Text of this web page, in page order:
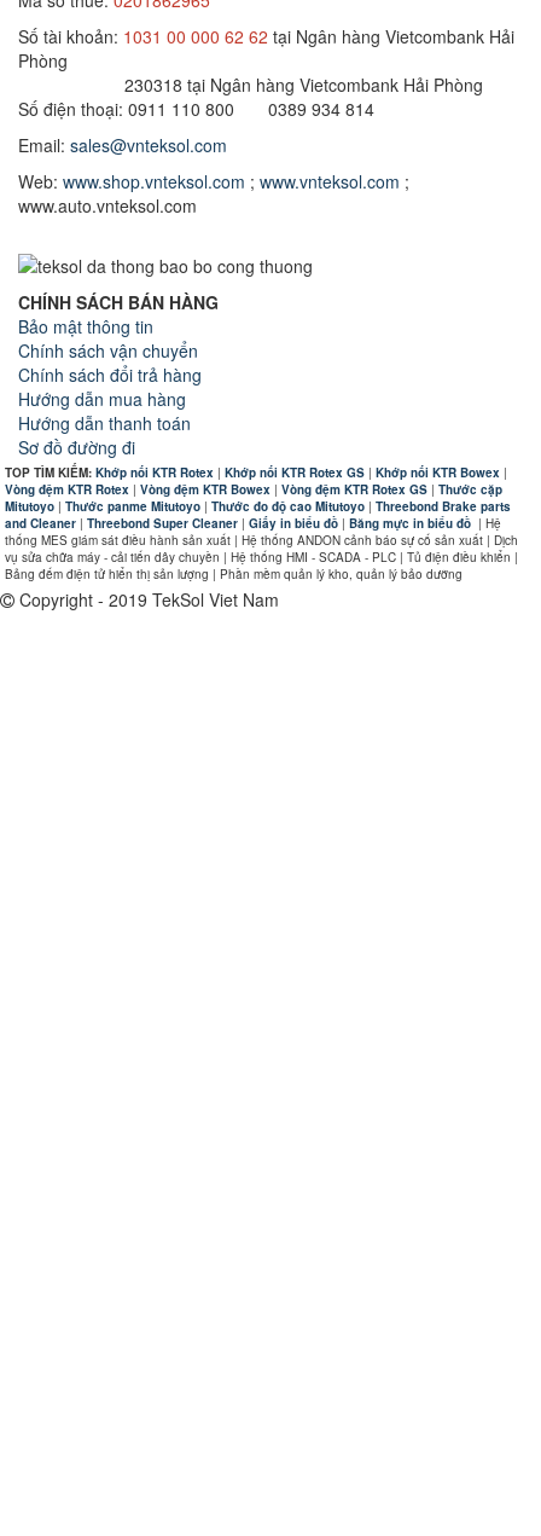
Số tài khoản: 1031 00 000 62 62 tại Ngân hàng Vietcombank Hải
Phòng
230318 tại Ngân hàng Vietcombank Hải Phòng
Số điện thoại: 0911 110 800 0389 934 814
Email: sales@vnteksol.com
Web: www.shop.vnteksol.com ; www.vnteksol.com ;
www.auto.vnteksol.com
CHÍNH SÁCH BÁN HÀNG
Bảo mật thông tin
Chính sách vận chuyển
Chính sách đổi trả hàng
Hướng dẫn mua hàng
Hướng dẫn thanh toán
Sơ đồ đường đi
TOP TÌM KIẾM:Khớp nối KTR Rotex |Khớp nối KTR Rotex GS |Khớp nối KTR Bowex |
Vòng đệm KTR Rotex | Vòng đệm KTR Bowex |Vòng đệm KTR Rotex GS |Thước cặp
Mitutoyo |Thước panme Mitutoyo |Thước đo độ cao Mitutoyo |Threebond Brake parts
and Cleaner |Threebond Super Cleaner |Giấy in biểu đồ |Băng mực in biểu đồ | Hệ
thống MES giám sát điều hành sản xuất | Hệ thống ANDON cảnh báo sự cố sản xuất | Dịch
vụ sửa chữa máy - cải tiến dây chuyền | Hệ thống HMI - SCADA - PLC | Tủ điện điều khiển |
Bảng đếm điện tử hiển thị sản lượng | Phần mềm quản lý kho, quản lý bảo dưỡng
Copyright - 2019 TekSol Viet Nam